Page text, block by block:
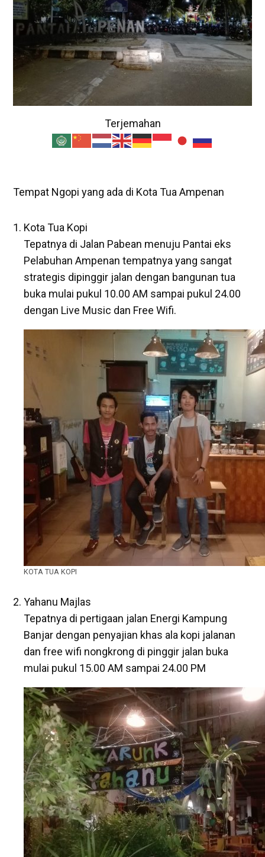
Terjemahan
Tempat Ngopi yang ada di Kota Tua Ampenan
Kota Tua Kopi
Tepatnya di Jalan Pabean menuju Pantai eks
Pelabuhan Ampenan tempatnya yang sangat
strategis dipinggir jalan dengan bangunan tua
buka mulai pukul 10.00 AM sampai pukul 24.00
dengan Live Music dan Free Wifi.
KOTA TUA KOPI
Yahanu Majlas
Tepatnya di pertigaan jalan Energi Kampung
Banjar dengan penyajian khas ala kopi jalanan
dan free wifi nongkrong di pinggir jalan buka
mulai pukul 15.00 AM sampai 24.00 PM